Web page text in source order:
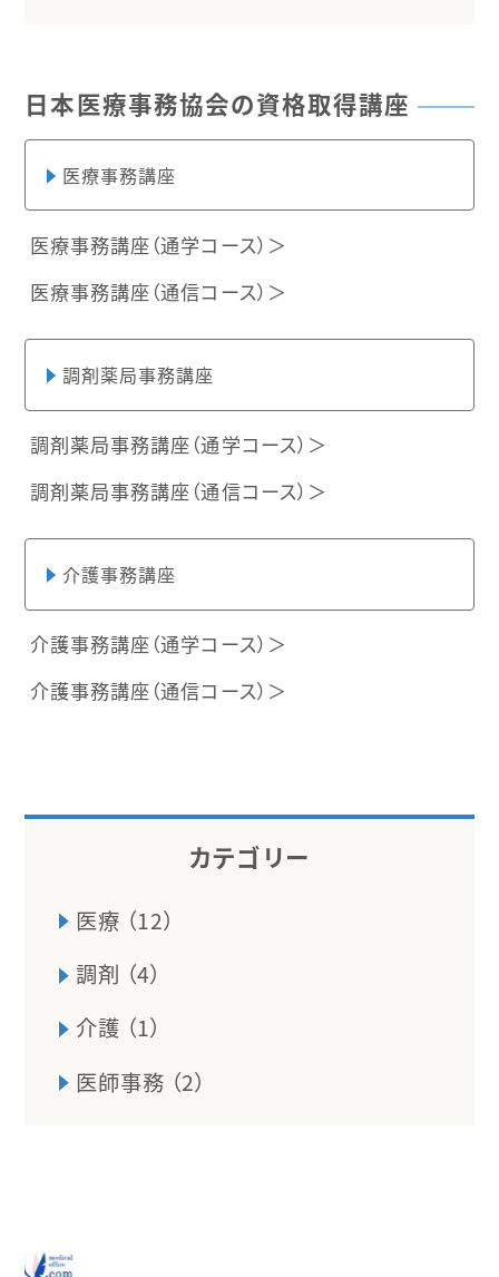
日本医療事務協会の資格取得講座
医療事務講座
医療事務講座（通学コース）＞
医療事務講座（通信コース）＞
調剤薬局事務講座
調剤薬局事務講座（通学コース）＞
調剤薬局事務講座（通信コース）＞
介護事務講座
介護事務講座（通学コース）＞
介護事務講座（通信コース）＞
カテゴリー
医療 （12）
調剤 （4）
介護 （1）
医師事務 （2）